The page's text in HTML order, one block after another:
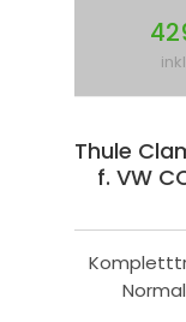
Thule
f. VW